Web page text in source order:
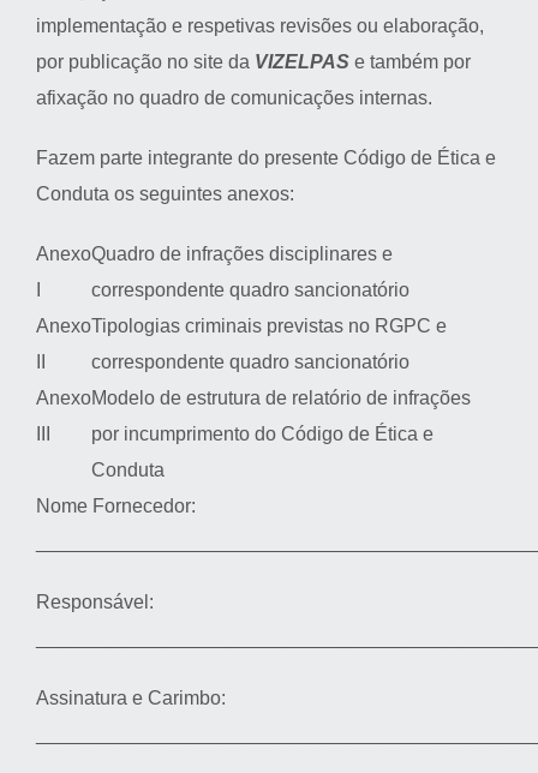
implementação e respetivas revisões ou elaboração,
por publicação no site da VIZELPASe também por
afixação no quadro de comunicações internas.
Fazem parte integrante do presente Código de Ética e
Conduta os seguintes anexos:
AnexoQuadro de infrações disciplinares e
correspondente quadro sancionatório
AnexoTipologias criminais previstas no RGPC e
correspondente quadro sancionatório
AnexoModelo de estrutura de relatório de infrações
por incumprimento do Código de Ética e
Conduta
Nome Fornecedor:
Responsável:
Assinatura e Carimbo: